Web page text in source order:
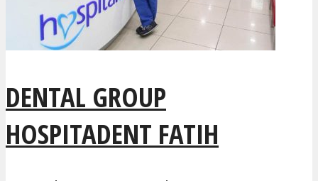
DENTAL GROUP
HOSPITADENT FATIH